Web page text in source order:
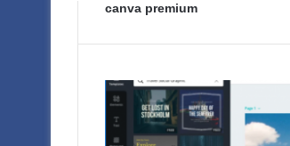
canva premium